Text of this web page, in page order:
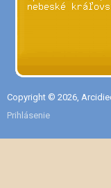
Copyright © 2026,
Prihlásenie